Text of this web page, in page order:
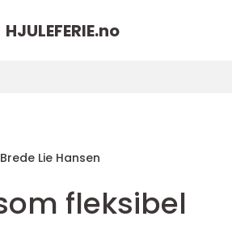
HJULEFERIE.no
Brede Lie Hansen
fleksibel